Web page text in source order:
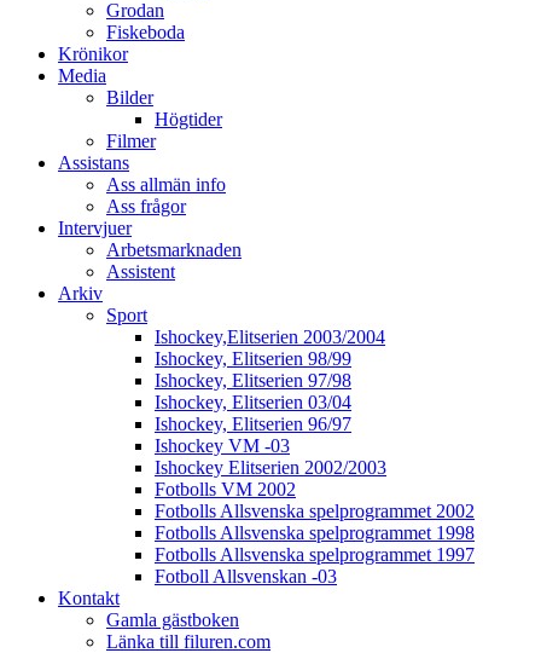
Grodan
Fiskeboda
Krönikor
Media
Bilder
Högtider
Filmer
Assistans
Ass allmän info
Ass frågor
Intervjuer
Arbetsmarknaden
Assistent
Arkiv
Sport
Ishockey,Elitserien 2003/2004
Ishockey, Elitserien 98/99
Ishockey, Elitserien 97/98
Ishockey, Elitserien 03/04
Ishockey, Elitserien 96/97
Ishockey VM -03
Ishockey Elitserien 2002/2003
Fotbolls VM 2002
Fotbolls Allsvenska spelprogrammet 2002
Fotbolls Allsvenska spelprogrammet 1998
Fotbolls Allsvenska spelprogrammet 1997
Fotboll Allsvenskan -03
Kontakt
Gamla gästboken
Länka till filuren.com